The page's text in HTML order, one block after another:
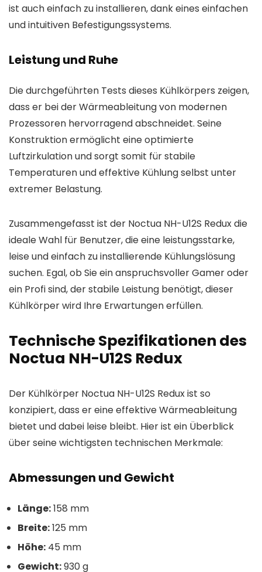
ist auch einfach zu installieren, dank eines einfachen
und intuitiven Befestigungssystems.
Leistung und Ruhe
Die durchgeführten Tests dieses Kühlkörpers zeigen,
dass er bei der Wärmeableitung von modernen
Prozessoren hervorragend abschneidet. Seine
Konstruktion ermöglicht eine optimierte
Luftzirkulation und sorgt somit für stabile
Temperaturen und effektive Kühlung selbst unter
extremer Belastung.
Zusammengefasst ist der Noctua NH-U12S Redux die
ideale Wahl für Benutzer, die eine leistungsstarke,
leise und einfach zu installierende Kühlungslösung
suchen. Egal, ob Sie ein anspruchsvoller Gamer oder
ein Profi sind, der stabile Leistung benötigt, dieser
Kühlkörper wird Ihre Erwartungen erfüllen.
Technische Spezifikationen des
Noctua NH-U12S Redux
Der Kühlkörper Noctua NH-U12S Redux ist so
konzipiert, dass er eine effektive Wärmeableitung
bietet und dabei leise bleibt. Hier ist ein Überblick
über seine wichtigsten technischen Merkmale:
Abmessungen und Gewicht
Länge:158 mm
Breite:125 mm
Höhe: 45 mm
Gewicht:930 g